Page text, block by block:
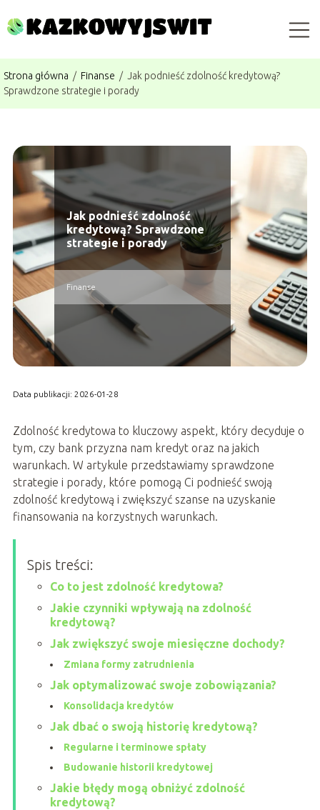
Strona główna / Finanse / Jak podnieść zdolność kredytową?
Sprawdzone strategie i porady
Jak podnieść zdolność
kredytową? Sprawdzone
strategie i porady
Finanse
Data publikacji: 2026-01-28
Zdolność kredytowa to kluczowy aspekt, który decyduje o
tym, czy bank przyzna nam kredyt oraz na jakich
warunkach. W artykule przedstawiamy sprawdzone
strategie i porady, które pomogą Ci podnieść swoją
zdolność kredytową i zwiększyć szanse na uzyskanie
finansowania na korzystnych warunkach.
Spis treści:
Co to jest zdolność kredytowa?
Jakie czynniki wpływają na zdolność
kredytową?
Jak zwiększyć swoje miesięczne dochody?
Zmiana formy zatrudnienia
Jak optymalizować swoje zobowiązania?
Konsolidacja kredytów
Jak dbać o swoją historię kredytową?
Regularne i terminowe spłaty
Budowanie historii kredytowej
Jakie błędy mogą obniżyć zdolność
kredytową?